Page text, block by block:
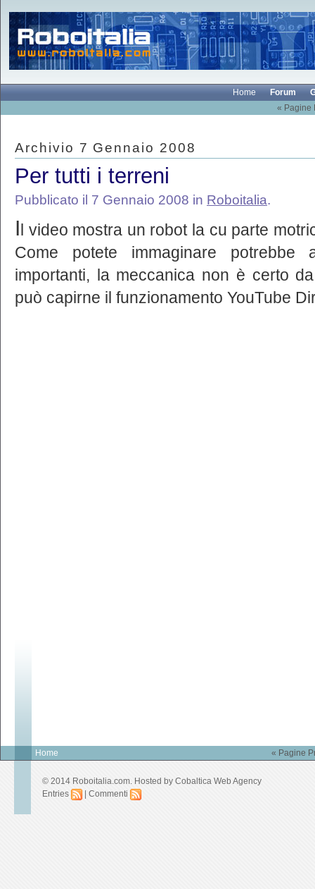
Home Forum
« Pagine
Archivio 7 Gennaio 2008
Per tutti i terreni
Pubblicato il 7 Gennaio 2008 in Roboitalia.
Il video mostra un robot la cu parte
Come potete immaginare potrebbe
importanti, la meccanica non è certo
può capirne il funzionamento YouTube
Home « Pagine
© 2014 Roboitalia.com. Hosted by Cobaltica Web Agency
Entries
Commenti